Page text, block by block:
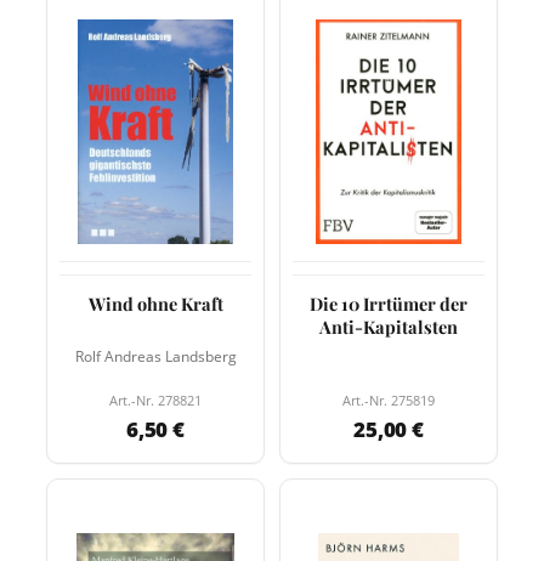
Wind ohne Kraft
Rolf Andreas Landsberg
Art.-Nr. 278821
6,50 €
Die 10 Irrtümer der
Anti-Kapitalsten
Art.-Nr. 275819
25,00 €